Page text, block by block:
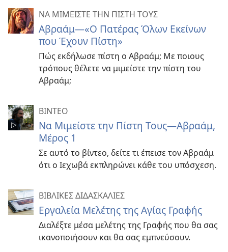
ΝΑ ΜΙΜΕΙΣΤΕ ΤΗΝ ΠΙΣΤΗ ΤΟΥΣ
Αβραάμ—«Ο Πατέρας Όλων Εκείνων
που Έχουν Πίστη»
Πώς εκδήλωσε πίστη ο Αβραάμ; Με ποιους
τρόπους θέλετε να μιμείστε την πίστη του
Αβραάμ;
ΒΙΝΤΕΟ
Να Μιμείστε την Πίστη Τους—Αβραάμ,
Μέρος 1
Σε αυτό το βίντεο, δείτε τι έπεισε τον Αβραάμ
ότι ο Ιεχωβά εκπληρώνει κάθε του υπόσχεση.
ΒΙΒΛΙΚΕΣ ΔΙΔΑΣΚΑΛΙΕΣ
Εργαλεία Μελέτης της Αγίας Γραφής
Διαλέξτε μέσα μελέτης της Γραφής που θα σας
ικανοποιήσουν και θα σας εμπνεύσουν.